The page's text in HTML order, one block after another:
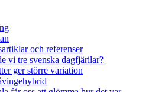
och referenser
vi tre svenska dagfjärilar?
ger större variation